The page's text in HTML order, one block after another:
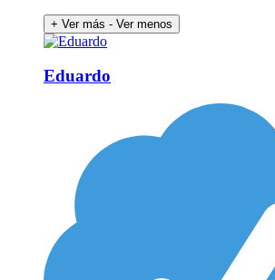
+ Ver más - Ver menos
Eduardo